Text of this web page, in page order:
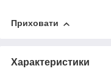
Приховати
Характеристики